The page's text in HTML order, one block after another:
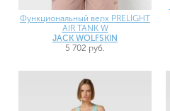
Функциональный верх PRELIGHT
AIR TANK W
JACK WOLFSKIN
5 702 руб.